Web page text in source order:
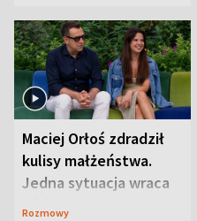
Maciej Orłoś zdradził
kulisy małżeństwa.
Jedna sytuacja wraca
jak bumerang
Rozmowy